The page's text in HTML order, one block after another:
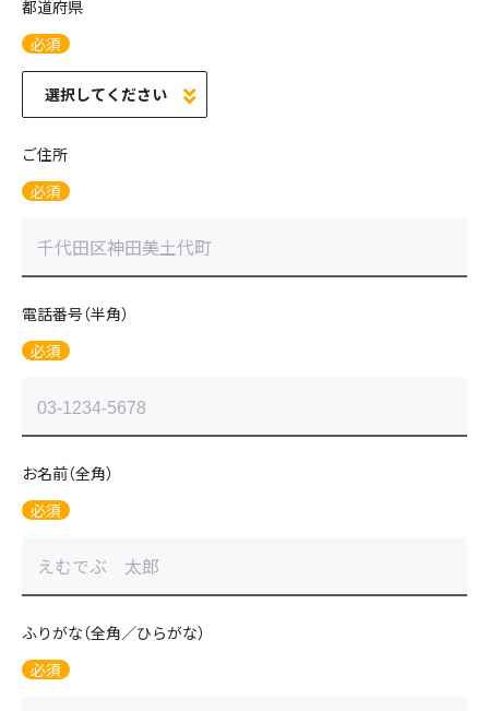
都道府県
必須
ご住所
必須
電話番号（半角）
必須
お名前（全角）
必須
ふりがな（全角／ひらがな）
必須